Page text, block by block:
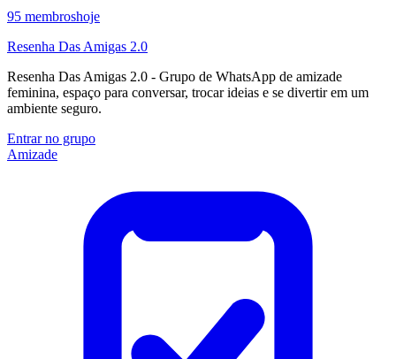
95 membroshoje
Resenha Das Amigas 2.0
Resenha Das Amigas 2.0 - Grupo de WhatsApp de amizade
feminina, espaço para conversar, trocar ideias e se divertir em um
ambiente seguro.
Entrar no grupo
Amizade